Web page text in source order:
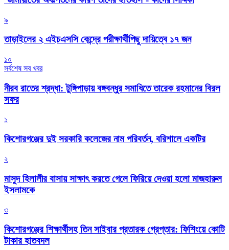
৯
তাড়াইলের ২ এইচএসসি কেন্দ্রে পরীক্ষার্থীপিছু দায়িত্বে ১৭ জন
১০
সর্বশেষ সব খবর
নীরব রাতের শ্রদ্ধা: টুঙ্গিপাড়ায় বঙ্গবন্ধুর সমাধিতে তারেক রহমানের বিরল
সফর
১
কিশোরগঞ্জের দুই সরকারি কলেজের নাম পরিবর্তন, বরিশালে একটির
২
মাসুদ হিলালীর বাসায় সাক্ষাৎ করতে গেলে ফিরিয়ে দেওয়া হলো মাজহারুল
ইসলামকে
৩
কিশোরগঞ্জের শিক্ষার্থীসহ তিন সাইবার প্রতারক গ্রেপ্তার: ফিশিংয়ে কোটি
টাকার হাতবদল